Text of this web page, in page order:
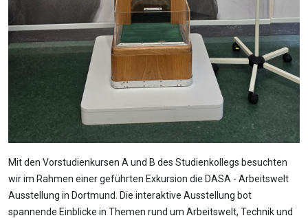
Mit den Vorstudienkursen A und B des Studienkollegs besuchten
wir im Rahmen einer geführten Exkursion die DASA - Arbeitswelt
Ausstellung in Dortmund. Die interaktive Ausstellung bot
spannende Einblicke in Themen rund um Arbeitswelt, Technik und